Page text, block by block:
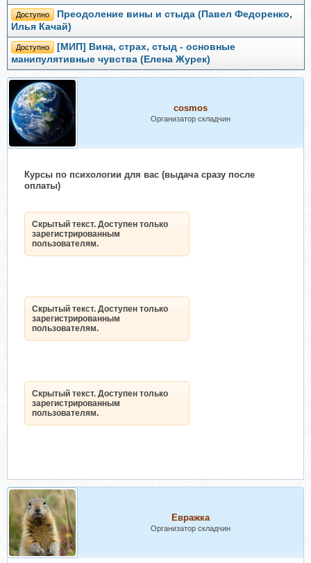
Доступно
Преодоление вины и стыда (Павел Федоренко,
Илья Качай)
Доступно
[МИП] Вина, страх, стыд - основные
манипулятивные чувства (Елена Журек)
cosmos
Организатор складчин
Курсы по психологии для вас (выдача сразу после
оплаты)
Скрытый текст. Доступен только
зарегистрированным
пользователям.
Скрытый текст. Доступен только
зарегистрированным
пользователям.
Скрытый текст. Доступен только
зарегистрированным
пользователям.
Евражкa
Организатор складчин